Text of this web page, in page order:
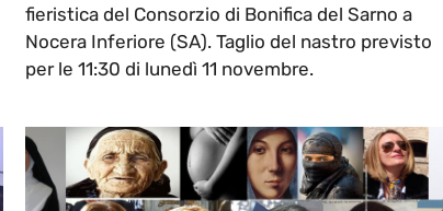
fieristica del Consorzio di Bonifica del Sarno a
Nocera Inferiore (SA). Taglio del nastro previsto
per le 11:30 di lunedì 11 novembre.